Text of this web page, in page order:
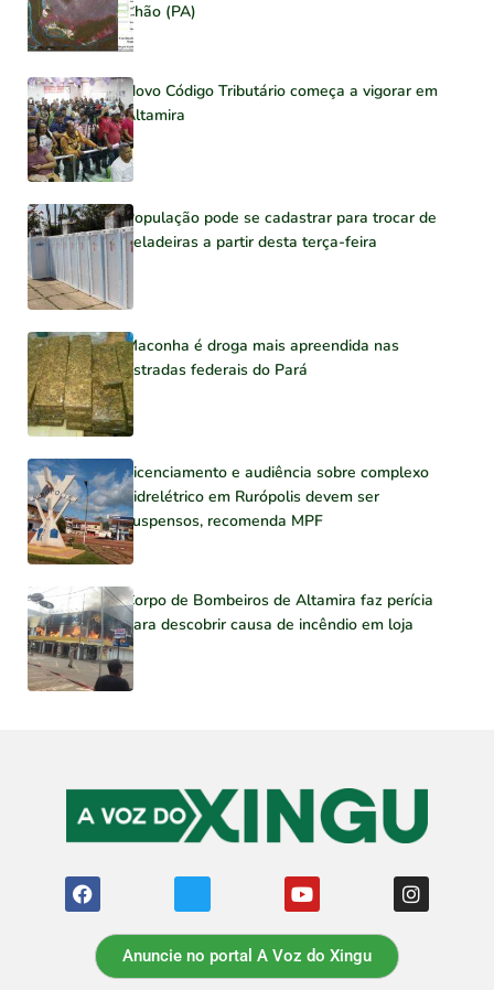
Chão (PA)
Novo Código Tributário começa a vigorar em
Altamira
População pode se cadastrar para trocar de
geladeiras a partir desta terça-feira
Maconha é droga mais apreendida nas
estradas federais do Pará
Licenciamento e audiência sobre complexo
hidrelétrico em Rurópolis devem ser
suspensos, recomenda MPF
Corpo de Bombeiros de Altamira faz perícia
para descobrir causa de incêndio em loja
Anuncie no portal A Voz do Xingu